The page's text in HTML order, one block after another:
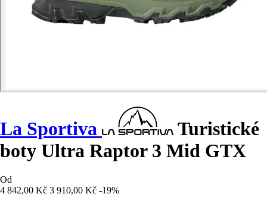
La Sportiva
Turistické
boty Ultra Raptor 3 Mid GTX
Od
4 842,00 Kč 3 910,00 Kč -19%